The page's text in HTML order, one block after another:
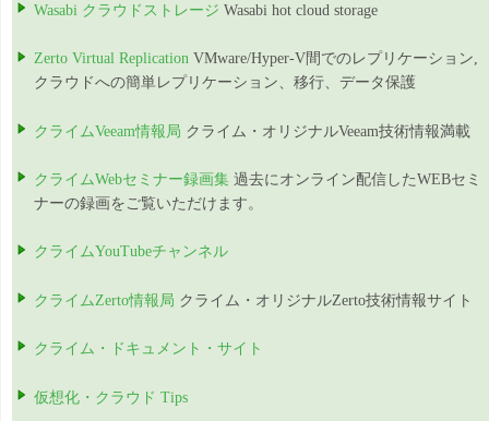
Wasabi クラウドストレージ Wasabi hot cloud storage
Zerto Virtual Replication VMware/Hyper-V間でのレプリケーション,
クラウドへの簡単レプリケーション、移行、データ保護
クライムVeeam情報局 クライム・オリジナルVeeam技術情報満載
クライムWebセミナー録画集 過去にオンライン配信したWEBセミ
ナーの録画をご覧いただけます。
クライムYouTubeチャンネル
クライムZerto情報局 クライム・オリジナルZerto技術情報サイト
クライム・ドキュメント・サイト
仮想化・クラウド Tips